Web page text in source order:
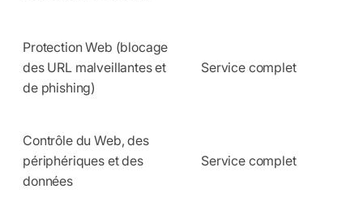
Protection Web (blocage
des URL malveillantes et
de phishing)
Service complet
Contrôle du Web, des
périphériques et des
données
Service complet